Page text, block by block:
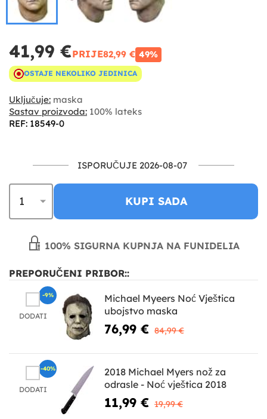
41,99 €PRIJE82,99 € 49%
OSTAJE NEKOLIKO JEDINICA
Uključuje: maska
Sastav proizvoda: 100% lateks
REF: 18549-0
ISPORUČUJE 2026-08-07
KUPI SADA
100% SIGURNA KUPNJA NA FUNIDELIA
PREPORUČENI PRIBOR::
DODATI
Michael Myeers Noć Vještica
ubojstvo maska
76,99 € 84,99 €
-9%
DODATI
2018 Michael Myers nož za
odrasle - Noć vještica 2018
11,99 € 19,99 €
-40%